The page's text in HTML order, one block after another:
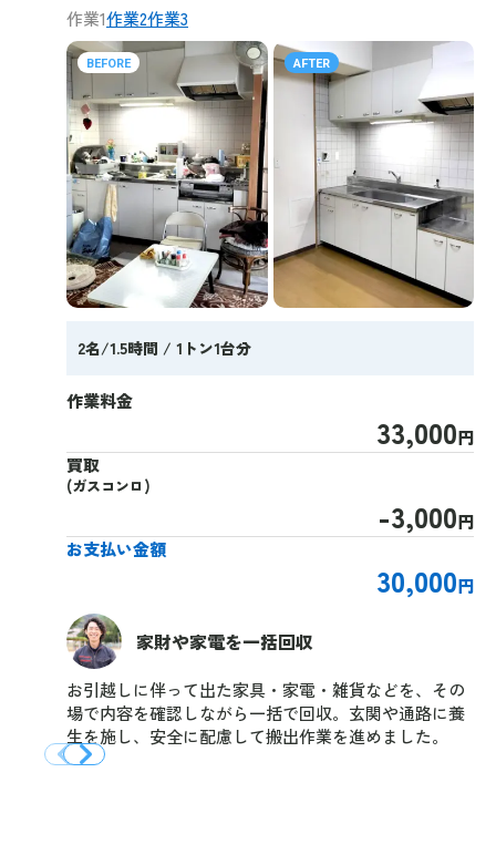
作業1作業2作業3
BEFORE AFTER
2名/1.5時間 / 1トン1台分
作業料金
33,000円
買取
(ガスコンロ)
-3,000円
お支払い金額
30,000円
家財や家電を一括回収
お引越しに伴って出た家具・家電・雑貨などを、その
場で内容を確認しながら一括で回収。玄関や通路に養
生を施し、安全に配慮して搬出作業を進めました。